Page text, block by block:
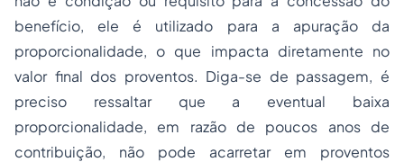
benefício, ele é utilizado para a apuração da
proporcionalidade, o que impacta diretamente no
valor final dos proventos. Diga-se de passagem, é
preciso ressaltar que a eventual baixa
proporcionalidade, em razão de poucos anos de
contribuição, não pode acarretar em proventos